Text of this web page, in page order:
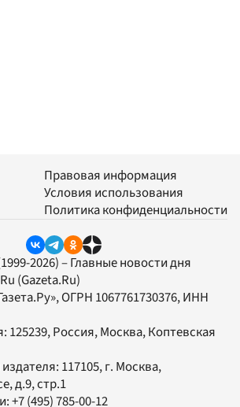
Правовая информация
Условия использования
Политика конфиденциальности
2026) – Главные новости дня
(Gazeta.Ru)
, ОГРН 1067761730376, ИНН
125239, Россия, Москва, Коптевская
117105, г. Москва,
д.9, стр.1
+7 (495) 785-00-12